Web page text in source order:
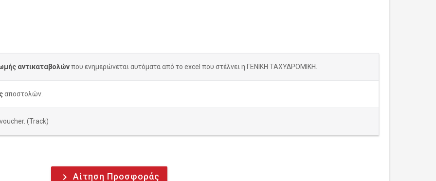
αντικαταβολώνπου ενημερώνεται αυτόματα από το excel που στέλνει η ΓΕΝΙΚΗ ΤΑΧΥΔΡΟΜΙΚΗ.
αποστολών.
(Track)
keyboard_arrow_right Αίτηση Προσφοράς